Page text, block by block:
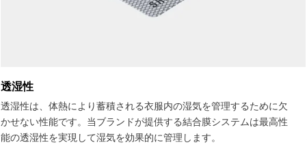
透湿性
透湿性は、体熱により蓄積される衣服内の湿気を管理するために欠
かせない性能です。当ブランドが提供する結合膜システムは最高性
能の透湿性を実現して湿気を効果的に管理します。